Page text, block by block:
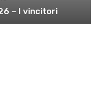
– I vincitori